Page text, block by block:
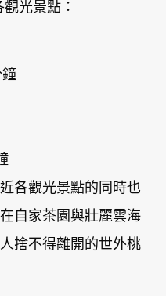
光景點：
各觀光景點的同時也
自家茶園與壯麗雲海
捨不得離開的世外桃